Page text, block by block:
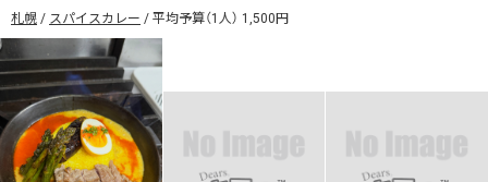
札幌 スパイスカレー 平均予算（1人） 1,500円